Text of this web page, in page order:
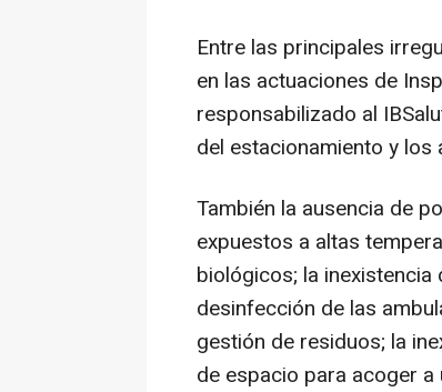
Entre las principales
en las actuaciones de
responsabilizado al
del estacionamiento y
También la ausencia de
expuestos a altas
biológicos; la inexistencia
desinfección de las
gestión de residuos; la
de espacio para acoger